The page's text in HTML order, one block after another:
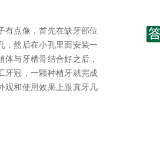
有点像，首先在缺牙部位
，然后在小孔里面安装一
体与牙槽骨结合好之后，
牙冠，一颗种植牙就完成
观和使用效果上跟真牙几